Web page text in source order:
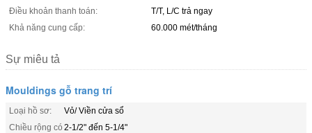
Điều khoản thanh toán:
T/T, L/C trả ngay
Khả năng cung cấp:
60.000 mét/tháng
Sự miêu tả
Mouldings gỗ trang trí
Loại hồ sơ:
Vỏ/ Viền cửa sổ
Chiều rộng có 2-1/2" đến 5-1/4"